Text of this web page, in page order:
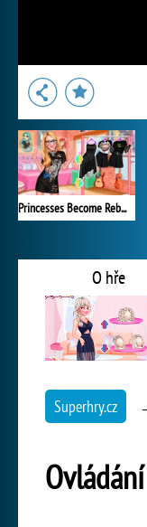
Princesses Become Rebels Punks
O hře
Superhry.cz